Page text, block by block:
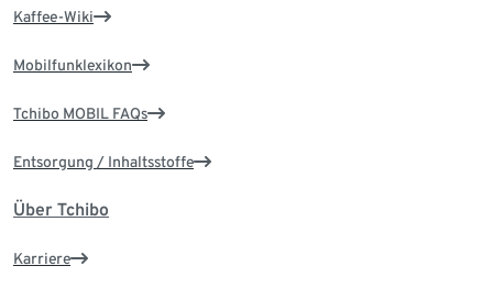
Kaffee-Wiki
Mobilfunklexikon
Tchibo MOBIL FAQs
Entsorgung / Inhaltsstoffe
Über Tchibo
Karriere